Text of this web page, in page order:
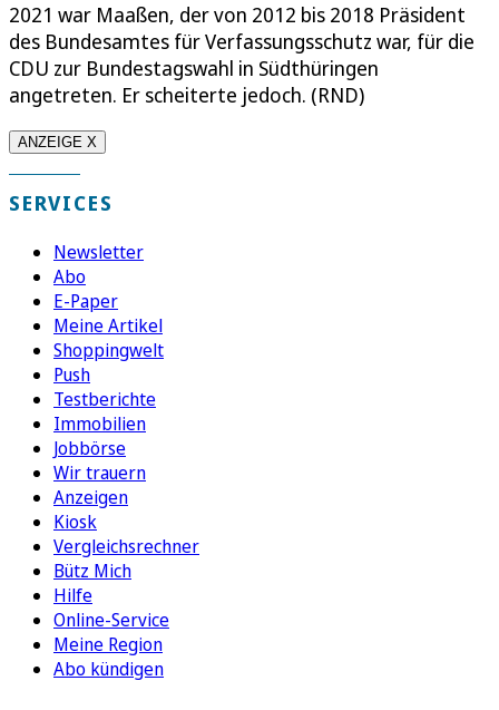
2021 war Maaßen, der von 2012 bis 2018 Präsident
des Bundesamtes für Verfassungsschutz war, für die
CDU zur Bundestagswahl in Südthüringen
angetreten. Er scheiterte jedoch. (RND)
ANZEIGE X
SERVICES
Newsletter
Abo
E-Paper
Meine Artikel
Shoppingwelt
Push
Testberichte
Immobilien
Jobbörse
Wir trauern
Anzeigen
Kiosk
Vergleichsrechner
Bütz Mich
Hilfe
Online-Service
Meine Region
Abo kündigen